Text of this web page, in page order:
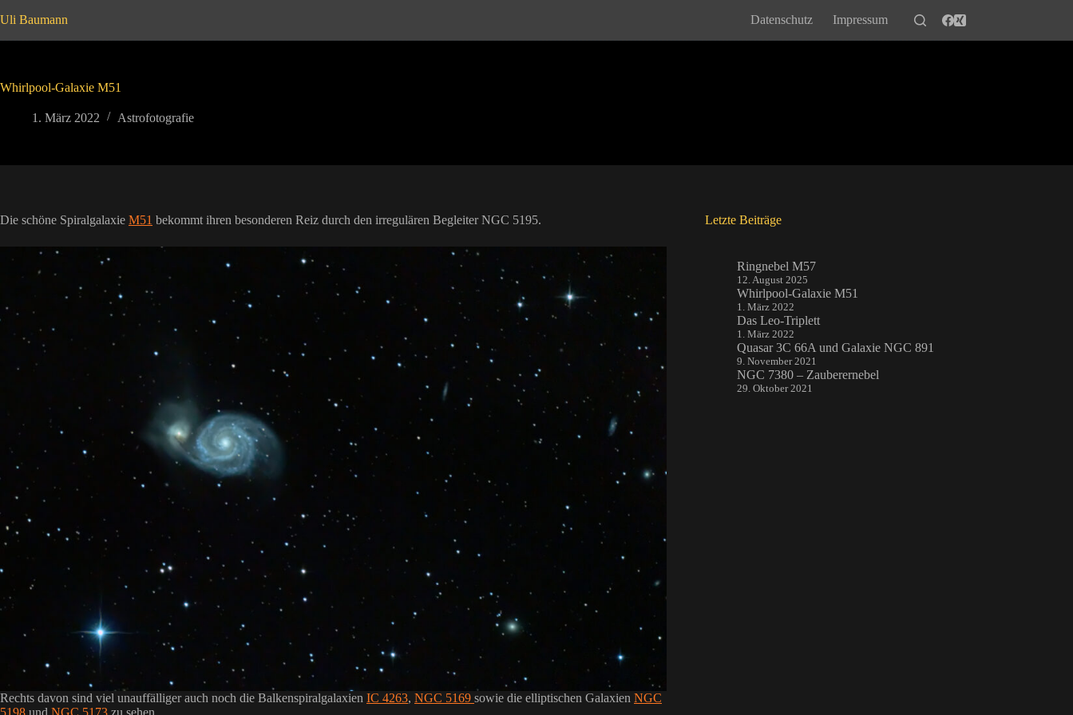
Inhalt
Uli Baumann Datenschutz Impressum
Whirlpool-Galaxie M51
1. März 2022 Astrofotografie
Die schöne Spiralgalaxie M51 bekommt ihren besonderen Reiz durch den irregulären Begleiter NGC 5195.
Rechts davon sind viel unauffälliger auch noch die Balkenspiralgalaxien IC 4263, NGC 5169 sowie die elliptischen Galaxien NGC
5198 und NGC 5173 zu sehen.
Letzte Beiträge
Ringnebel M57
12. August 2025
Whirlpool-Galaxie M51
1. März 2022
Das Leo-Triplett
1. März 2022
Quasar 3C 66A und Galaxie NGC 891
9. November 2021
NGC 7380 – Zauberernebel
29. Oktober 2021